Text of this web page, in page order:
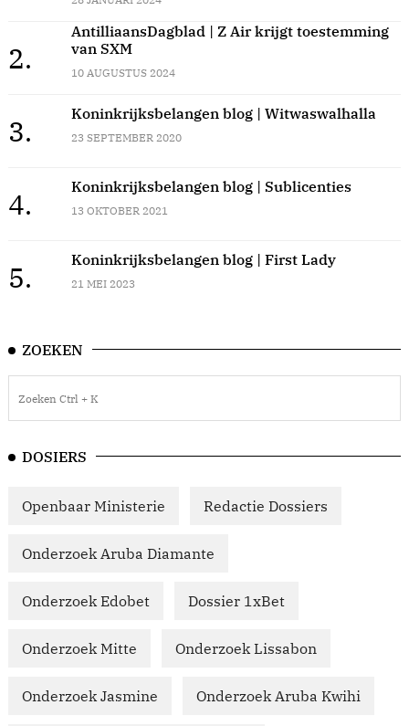
2.
AntilliaansDagblad | Z Air krijgt toestemming
van SXM
10 AUGUSTUS 2024
3.
Koninkrijksbelangen blog | Witwaswalhalla
23 SEPTEMBER 2020
4.
Koninkrijksbelangen blog | Sublicenties
13 OKTOBER 2021
5.
Koninkrijksbelangen blog | First Lady
21 MEI 2023
ZOEKEN
DOSIERS
Openbaar Ministerie Redactie Dossiers
Onderzoek Aruba Diamante
Onderzoek Edobet Dossier 1xBet
Onderzoek Mitte Onderzoek Lissabon
Onderzoek Jasmine Onderzoek Aruba Kwihi